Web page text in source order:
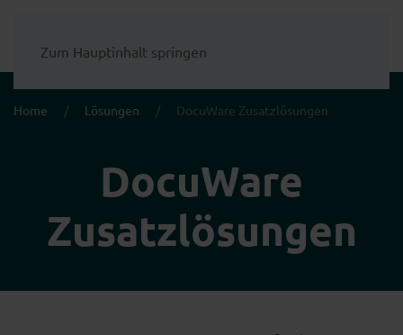
Zum Hauptinhalt springen
Home Lösungen DocuWare Zusatzlösungen
DocuWare
Zusatzlösungen